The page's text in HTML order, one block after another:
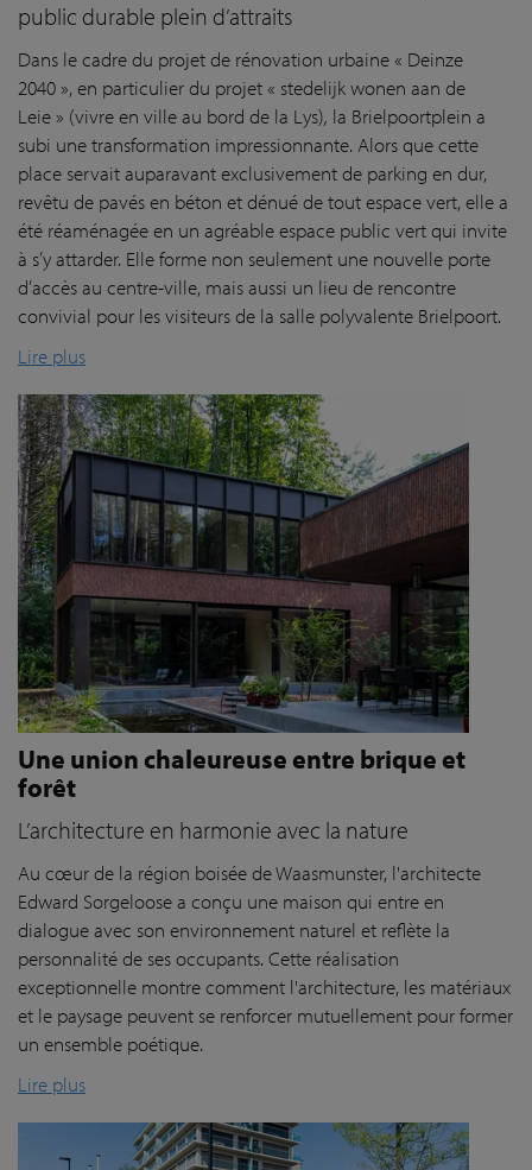
public durable plein d’attraits
Dans le cadre du projet de rénovation urbaine « Deinze
2040 », en particulier du projet « stedelijk wonen aan de
Leie » (vivre en ville au bord de la Lys), la Brielpoortplein a
subi une transformation impressionnante. Alors que cette
place servait auparavant exclusivement de parking en dur,
revêtu de pavés en béton et dénué de tout espace vert, elle a
été réaménagée en un agréable espace public vert qui invite
à s’y attarder. Elle forme non seulement une nouvelle porte
d’accès au centre-ville, mais aussi un lieu de rencontre
convivial pour les visiteurs de la salle polyvalente Brielpoort.
Lire plus
Une union chaleureuse entre brique et
forêt
L’architecture en harmonie avec la nature
Au cœur de la région boisée de Waasmunster, l'architecte
Edward Sorgeloose a conçu une maison qui entre en
dialogue avec son environnement naturel et reflète la
personnalité de ses occupants. Cette réalisation
exceptionnelle montre comment l'architecture, les matériaux
et le paysage peuvent se renforcer mutuellement pour former
un ensemble poétique.
Lire plus